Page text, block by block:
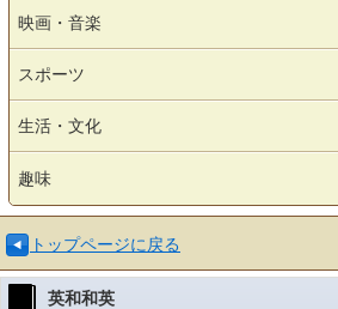
映画・音楽
スポーツ
生活・文化
趣味
トップページに戻る
英和和英